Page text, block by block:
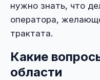
нужно знать, что
оператора,
трактата.
Какие
области